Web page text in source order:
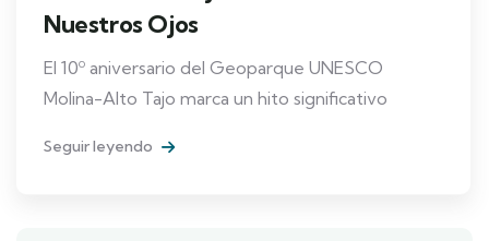
Nuestros Ojos
El 10º aniversario del Geoparque UNESCO
Molina-Alto Tajo marca un hito significativo
Seguir leyendo